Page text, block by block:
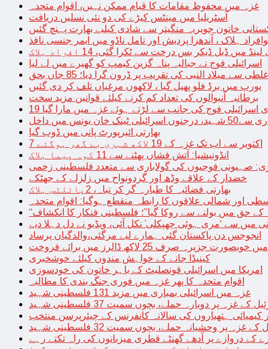
غزہ میں محفوظ مقامات کا قیام ممکن نہیں، اقوام متحدہ
آسٹریلیا میں مینٹس کیڑے کی دو نئی نسلیں دریافت
خاتون جویریہ منگیتر سے شادی کیلیے بھارت پہنچ گئیں
ہلاک ، آندھرا پردیش اور تامل ناڈو میں ایمر جنسی نافذ
لینڈ میں ڈبل ڈیکر بس درخت سے ٹکرا گئی، 14 افراد ہلاک
اسرائیلی فوج نے جبالیہ پناہ گزین کیمپ کو گھیرے میں لے لیا
سے میلاد النبی کی تقریب پر ڈرون گرا دیا؛ 85 جاں بحق
یورپ میں برڈ فلو پھیل گیا ، لاکھوں مرغیاں تلف کر دی گئیں
برطانیہ آنیوالوں کی تعداد کم کرنے کیلئے قوانین مزید سخت
اسرائیلی فوج کی جانب سے لڑتے ہوئے غزہ میں مارا گیا
خان یونس میں داخل
بھارتی ائیرپورٹ پانی میں ڈوب گیا
7 اکتوبر سے اب تک غزہ کے 19 لاکھ شہری بے گھر ہوگئے
انڈونیشیا: آتش فشاں پھٹنے سے 11 کوہ پیما ہلاک
صہیونی فوجیوں کی گولاباری سے متعدد فلسطینی زخمی
خضدار کے علاقے وڈھ اور گردونواح میں زلزلے کے جھٹکے
بھارتی فضائیہ کا طیارہ گر کر تباہ، 2پائلٹس ہلاک
اور شمالی علاقوں کا رابطہ منقطع ہوگیا: اقوام متحدہ
کے حق میں بولنے سے روکا گیا”؛ فلسطینی فنکار کا انکشاف
میں سے ‘مری ہوئی چھپکلی’ نکل آئی، ویڈیو نے دل دہلا دیے
انجوجس دن پاکستان گئی ہمارے لیے مرگئی،والدگیان پرساد
جزیرہ صرف 25 لاکھ ڈالرز میں برائے فروخت
کینیڈا جانے کے خواہش مندوں کیلئے خوشخبری
امریکا میں اسرائیلی قونصلیٹ کے باہر خاتون کی خودسوزی
اقوام متحدہ کا پھر غزہ میں فوری جنگ بندی کا مطالبہ
غزہ میں اسرائیلی بمباری میں مزید 131 فلسطینی شہید
پر دوبارہ حملے، بچوں سمیت 37 فلسطینی شہید
ہتھیاروں کی سالانہ کانفرنس کے چیئرپرسن منتخب
پر وحشیانہ حملے، بچوں سمیت 32 فلسطینی شہید
کے دروازے پر آدھے گھنٹے قطری میزبانوں کی راہ تکتے رہے